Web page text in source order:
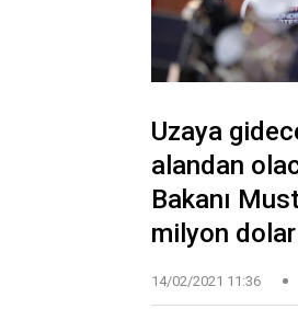
Uzaya
alandan
Bakanı
milyon dolar
14/02/2021 11:36